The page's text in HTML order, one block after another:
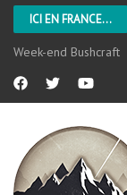
ICI EN FRANCE...
Week-end Bushcraft